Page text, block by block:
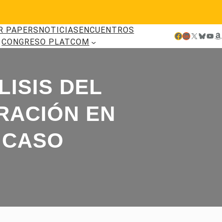
PAPERS NOTICIAS ENCUENTROS
CONGRESO PLATCOM
Facebook LinkedIn X Bluesky YouTube Amazon
DEL
EN